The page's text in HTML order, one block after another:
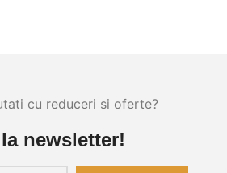
cu reduceri si oferte?
newsletter!